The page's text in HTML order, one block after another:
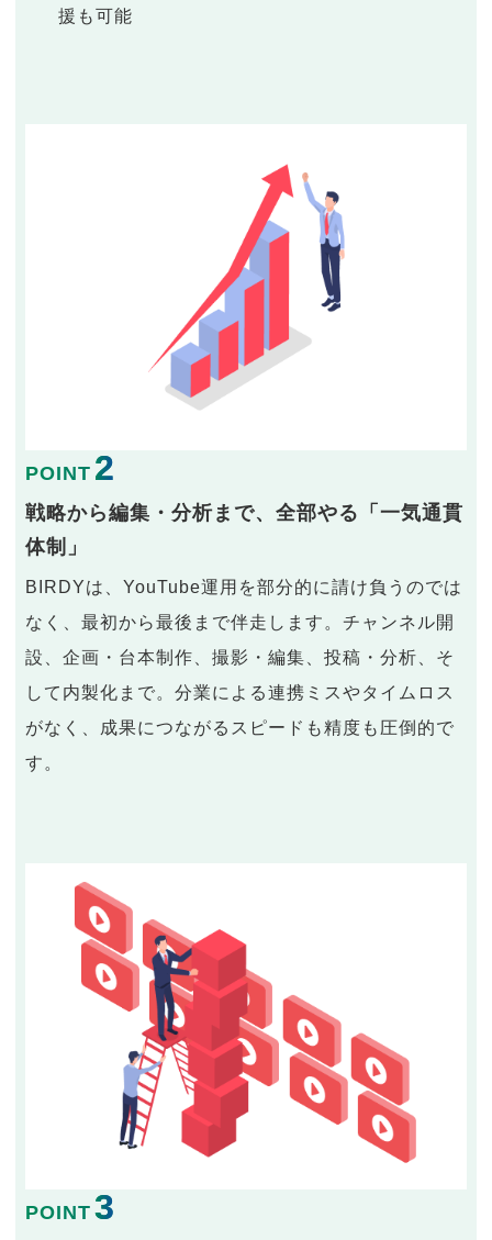
援も可能
POINT 2
戦略から編集・分析まで、全部やる「一気通貫
体制」
BIRDYは、YouTube運用を部分的に請け負うのでは
なく、最初から最後まで伴走します。チャンネル開
設、企画・台本制作、撮影・編集、投稿・分析、そ
して内製化まで。分業による連携ミスやタイムロス
がなく、成果につながるスピードも精度も圧倒的で
す。
POINT 3